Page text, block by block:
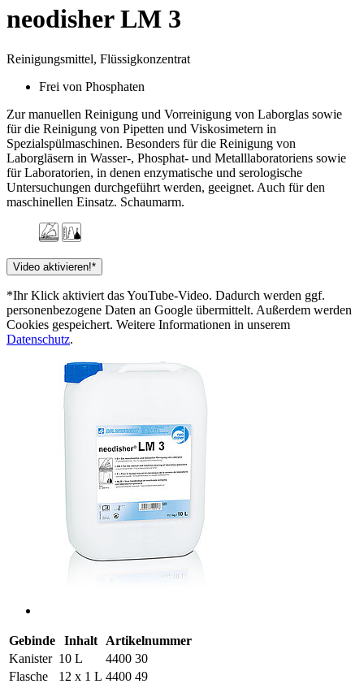
neodisher LM 3
Reinigungsmittel, Flüssigkonzentrat
Frei von Phosphaten
Zur manuellen Reinigung und Vorreinigung von Laborglas sowie
für die Reinigung von Pipetten und Viskosimetern in
Spezialspülmaschinen. Besonders für die Reinigung von
Laborgläsern in Wasser-, Phosphat- und Metalllaboratoriens sowie
für Laboratorien, in denen enzymatische und serologische
Untersuchungen durchgeführt werden, geeignet. Auch für den
maschinellen Einsatz. Schaumarm.
Video aktivieren!*
*Ihr Klick aktiviert das YouTube-Video. Dadurch werden ggf.
personenbezogene Daten an Google übermittelt. Außerdem werden
Cookies gespeichert. Weitere Informationen in unserem
Datenschutz.
Gebinde Inhalt
Artikelnummer
Kanister 10 L
4400 30
Flasche
12 x 1 L 4400 49